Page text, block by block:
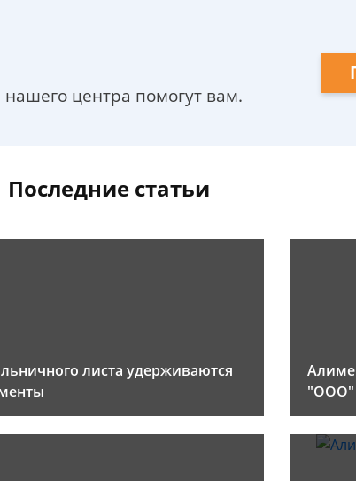
центра помогут вам.
Последние статьи
листа удерживаются
"ООО"